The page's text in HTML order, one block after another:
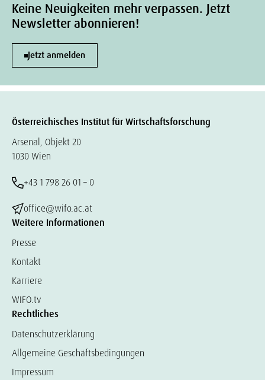
Keine Neuigkeiten mehr verpassen. Jetzt
Newsletter abonnieren!
Jetzt anmelden
Österreichisches Institut für Wirtschaftsforschung
Arsenal, Objekt 20
1030 Wien
+43 1 798 26 01 – 0
office@wifo.ac.at
Weitere Informationen
Presse
Kontakt
Karriere
WIFO.tv
Rechtliches
Datenschutzerklärung
Allgemeine Geschäftsbedingungen
Impressum